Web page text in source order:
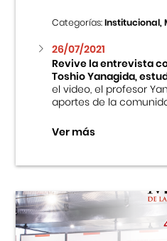
Categorías:Institucional,
26/07/2021
Revive la entrevista
Toshio Yanagida,
el video, el profesor
aportes de la
Ver más